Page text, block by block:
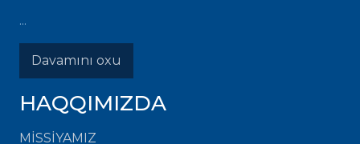
...
Davamını oxu
HAQQIMIZDA
MISSIYAMIZ